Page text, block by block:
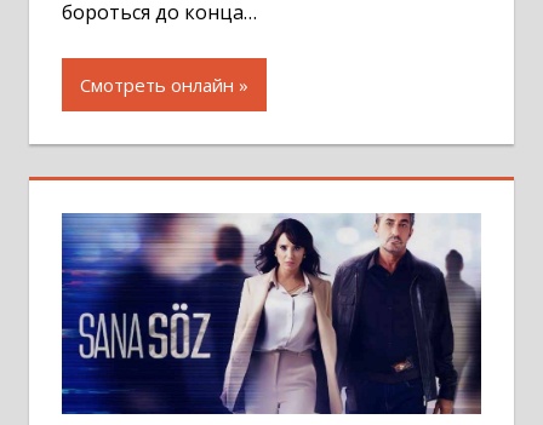
бороться до конца…
Смотреть онлайн